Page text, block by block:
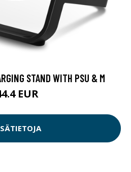
STAND WITH PSU & M
EUR